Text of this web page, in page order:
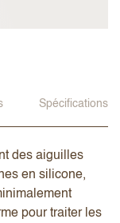
Spécifications
des aiguilles
en silicone,
pour traiter les